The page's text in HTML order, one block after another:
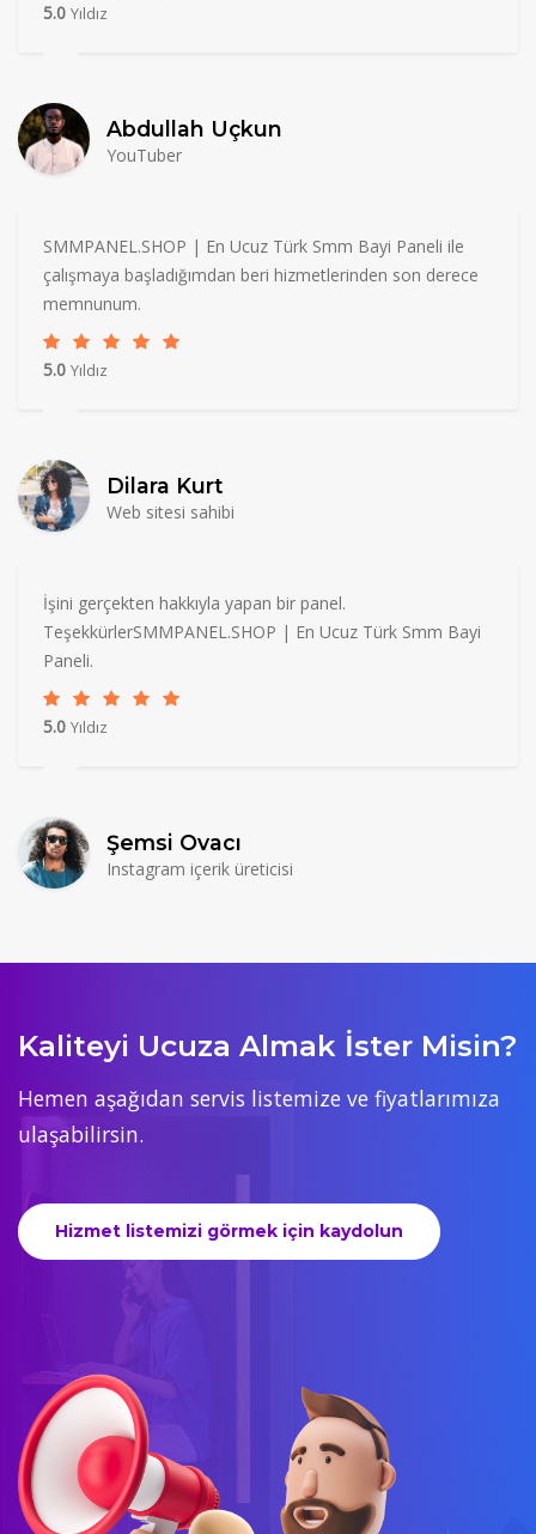
5.0 Yıldız
Abdullah Uçkun
YouTuber
SMMPANEL.SHOP | En Ucuz Türk Smm Bayi Paneli ile
çalışmaya başladığımdan beri hizmetlerinden son derece
memnunum.
5.0 Yıldız
Dilara Kurt
Web sitesi sahibi
İşini gerçekten hakkıyla yapan bir panel.
TeşekkürlerSMMPANEL.SHOP | En Ucuz Türk Smm Bayi
Paneli.
5.0 Yıldız
Şemsi Ovacı
Instagram içerik üreticisi
Kaliteyi Ucuza Almak İster Misin?
Hemen aşağıdan servis listemize ve fiyatlarımıza
ulaşabilirsin.
Hizmet listemizi görmek için kaydolun